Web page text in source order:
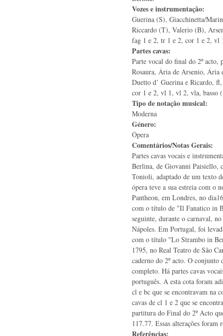
Vozes e instrumentação:
Guerina (S), Giacchinetta/
Riccardo (T), Valerio (B),
fag 1 e 2, tr 1 e 2, cor 1 e 2, vl
Partes cavas:
Parte vocal do final do 2º acto,
Rosaura, Ária de Arsenio, Ária
Duetto d’ Guerina e Ricardo,
cor 1 e 2, vl 1, vl 2, vla, basso
Tipo de notação musical:
Moderna
Género:
Ópera
Comentários/Notas Gerais:
Partes cavas vocais e
Berlina, de Giovanni Paisiello,
Tonioli, adaptado de um texto
ópera teve a sua estreia com o
Pantheon, em Londres, no
com o título de "Il Fanatico in
seguinte, durante o carnaval,
Nápoles. Em Portugal, foi
com o título "Lo Strambo in
1795, no Real Teatro de São
caderno do 2º acto. O conjunto
completo. Há partes cavas
português. A esta cota foram
cl e bc que se encontravam na
cavas de cl 1 e 2 que se
partitura do Final do 2º Acto
117.77. Essas alterações